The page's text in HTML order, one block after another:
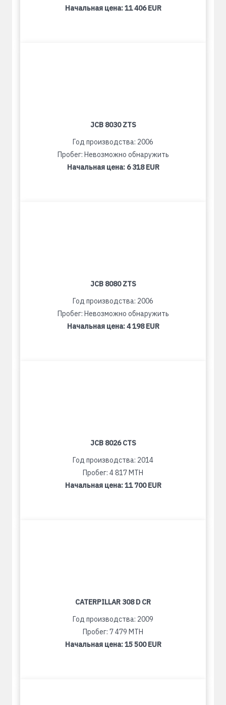
Начальная цена:11 406 EUR
JCB 8030 ZTS
Год производства: 2006
Пробег: Невозможно обнаружить
Начальная цена: 6 318 EUR
JCB 8080 ZTS
Год производства: 2006
Пробег: Невозможно обнаружить
Начальная цена:4 198 EUR
JCB 8026 CTS
Год производства: 2014
Пробег: 4 817 MTH
Начальная цена:11 700 EUR
CATERPILLAR 308 D CR
Год производства: 2009
Пробег: 7 479 MTH
Начальная цена:15 500 EUR